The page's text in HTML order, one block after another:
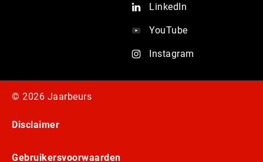
LinkedIn
YouTube
Instagram
© 2026 Jaarbeurs
Disclaimer
Gebruikersvoorwaarden